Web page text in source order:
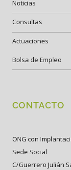
Noticias
Consultas
Actuaciones
Bolsa de Empleo
CONTACTO
ONG con
Sede Social
C/Guerrero Julián